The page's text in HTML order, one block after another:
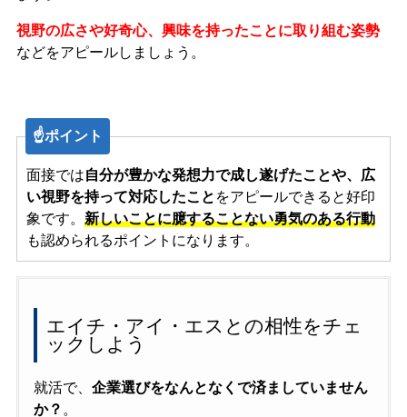
視野の広さや好奇心、興味を持ったことに取り組む姿勢
などをアピールしましょう。
☝️ポイント
面接では自分が豊かな発想力で成し遂げたことや、広
い視野を持って対応したこと をアピールできると好印
象です。 新しいことに臆することない勇気のある行動
も認められるポイントになります。
エイチ・アイ・エスとの相性をチェ
ックしよう
就活で、 企業選びをなんとなくで済ましていません
か？ 。